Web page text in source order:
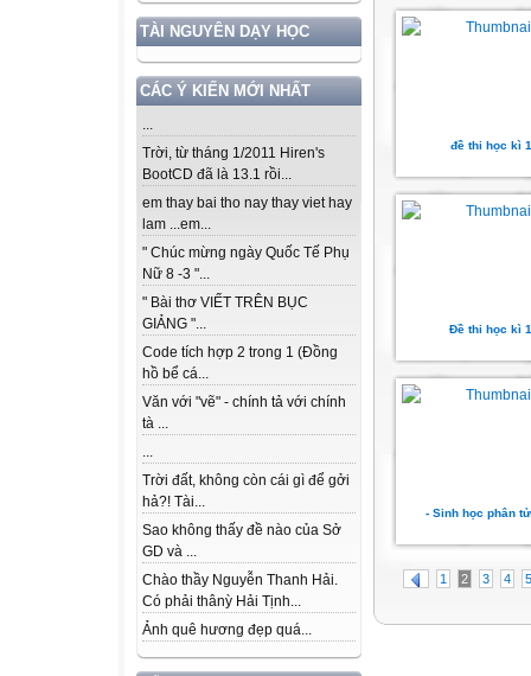
TÀI NGUYÊN DẠY HỌC
CÁC Ý KIẾN MỚI NHẤT
...
Trời, từ tháng 1/2011 Hiren's
BootCD đã là 13.1 rồi...
em thay bai tho nay thay viet hay
lam ...em...
" Chúc mừng ngày Quốc Tế Phụ
Nữ 8 -3 "...
" Bài thơ VIẾT TRÊN BỤC
GIẢNG "...
Code tích hợp 2 trong 1 (Đồng
hồ bể cá...
Văn với "vẽ" - chính tả với chính
tà ...
...
Trời đất, không còn cái gì để gởi
hả?! Tài...
Sao không thấy đề nào của Sở
GD và ...
Chào thầy Nguyễn Thanh Hải.
Có phải thânỳ Hải Tịnh...
Ảnh quê hương đẹp quá...
đề thi học kì 1
Đề thi học kì 1
- Sinh học phân
1 2 3 4 5